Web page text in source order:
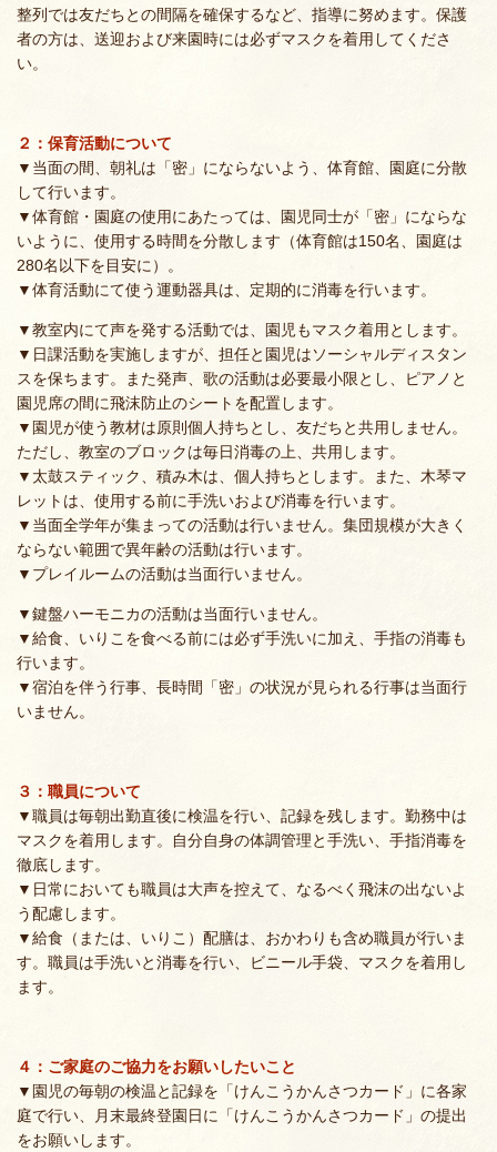
整列では友だちとの間隔を確保するなど、指導に努めます。保護
者の方は、送迎および来園時には必ずマスクを着用してくださ
い。
２：保育活動について
▼当面の間、朝礼は「密」にならないよう、体育館、園庭に分散
して行います。
▼体育館・園庭の使用にあたっては、園児同士が「密」にならな
いように、使用する時間を分散します（体育館は150名、園庭は
280名以下を目安に）。
▼体育活動にて使う運動器具は、定期的に消毒を行います。
▼教室内にて声を発する活動では、園児もマスク着用とします。
▼日課活動を実施しますが、担任と園児はソーシャルディスタン
スを保ちます。また発声、歌の活動は必要最小限とし、ピアノと
園児席の間に飛沫防止のシートを配置します。
▼園児が使う教材は原則個人持ちとし、友だちと共用しません。
ただし、教室のブロックは毎日消毒の上、共用します。
▼太鼓スティック、積み木は、個人持ちとします。また、木琴マ
レットは、使用する前に手洗いおよび消毒を行います。
▼当面全学年が集まっての活動は行いません。集団規模が大きく
ならない範囲で異年齢の活動は行います。
▼プレイルームの活動は当面行いません。
▼鍵盤ハーモニカの活動は当面行いません。
▼給食、いりこを食べる前には必ず手洗いに加え、手指の消毒も
行います。
▼宿泊を伴う行事、長時間「密」の状況が見られる行事は当面行
いません。
３：職員について
▼職員は毎朝出勤直後に検温を行い、記録を残します。勤務中は
マスクを着用します。自分自身の体調管理と手洗い、手指消毒を
徹底します。
▼日常においても職員は大声を控えて、なるべく飛沫の出ないよ
う配慮します。
▼給食（または、いりこ）配膳は、おかわりも含め職員が行いま
す。職員は手洗いと消毒を行い、ビニール手袋、マスクを着用し
ます。
４：ご家庭のご協力をお願いしたいこと
▼園児の毎朝の検温と記録を「けんこうかんさつカード」に各家
庭で行い、月末最終登園日に「けんこうかんさつカード」の提出
をお願いします。